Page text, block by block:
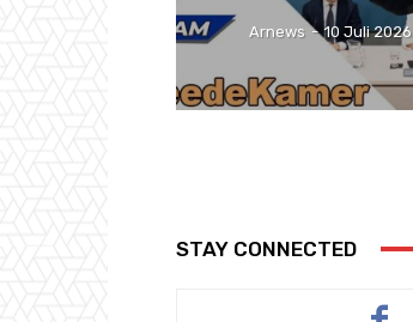
Arnews - 10 Juli 2026
STAY CONNECTED